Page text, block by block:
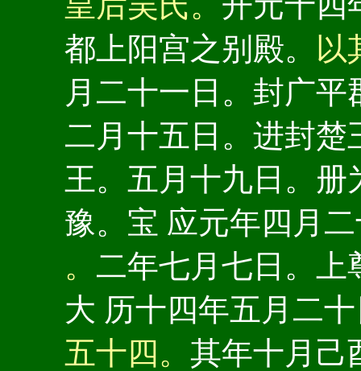
都上阳宫之别殿。 以
月二十一日。封广
二月十五日。进封楚
王。五月十九日。
豫。宝 应元年四月
。 二年七月七日。上
大 历十四年五月二
五十四。 其年十月己